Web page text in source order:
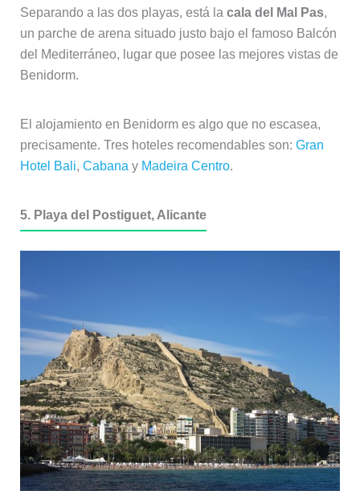
Separando a las dos playas, está la cala del Mal Pas,
un parche de arena situado justo bajo el famoso Balcón
del Mediterráneo, lugar que posee las mejores vistas de
Benidorm.
El alojamiento en Benidorm es algo que no escasea,
precisamente. Tres hoteles recomendables son: Gran
Hotel Bali, Cabana y Madeira Centro.
5. Playa del Postiguet, Alicante